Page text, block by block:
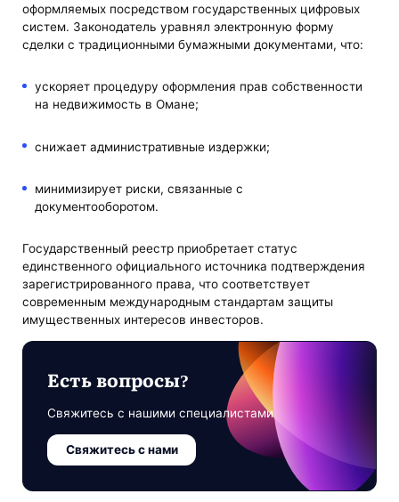
оформляемых посредством государственных цифровых
систем. Законодатель уравнял электронную форму
сделки с традиционными бумажными документами, что:
ускоряет процедуру оформления прав собственности
на недвижимость в Омане;
снижает административные издержки;
минимизирует риски, связанные с
документооборотом.
Государственный реестр приобретает статус
единственного официального источника подтверждения
зарегистрированного права, что соответствует
современным международным стандартам защиты
имущественных интересов инвесторов.
Есть вопросы?
Свяжитесь с нашими специалистами
Свяжитесь с нами